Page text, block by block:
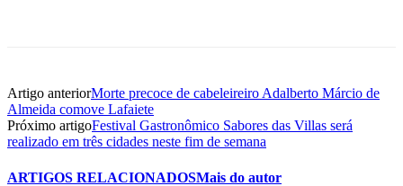
Artigo anteriorMorte precoce de cabeleireiro Adalberto Márcio de
Almeida comove Lafaiete
Próximo artigoFestival Gastronômico Sabores das Villas será
realizado em três cidades neste fim de semana
ARTIGOS RELACIONADOSMais do autor